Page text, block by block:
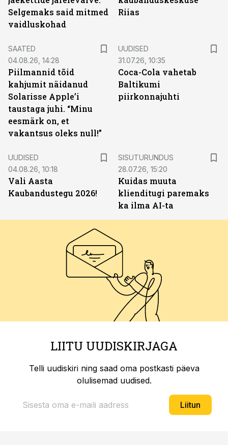
Selgemaks said mitmed
vaidluskohad
Riias
SAATED
04.08.26, 14:28
Piilmannid tõid
kahjumit näidanud
Solarisse Apple’i
taustaga juhi. “Minu
eesmärk on, et
vakantsus oleks null!”
UUDISED
31.07.26, 10:35
Coca-Cola vahetab
Baltikumi
piirkonnajuhti
UUDISED
04.08.26, 10:18
Vali Aasta
Kaubandustegu 2026!
SISUTURUNDUS
28.07.26, 15:20
Kuidas muuta
klienditugi paremaks
ka ilma AI-ta
LIITU UUDISKIRJAGA
Telli uudiskiri ning saad oma postkasti päeva
olulisemad uudised.
Liitun